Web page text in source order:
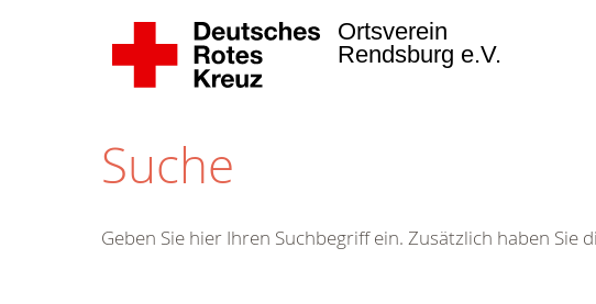
Ortsverein
Rendsburg e.V.
Suche
Geben Sie hier Ihren Suchbegriff ein. Zusätzlich haben Sie